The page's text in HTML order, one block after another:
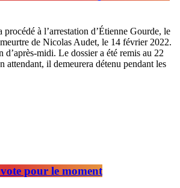
procédé à l’arrestation d’Étienne Gourde, le
de Nicolas Audet, le 14 février 2022.
midi. Le dossier a été remis au 22
attendant, il demeurera détenu pendant les
pour le moment